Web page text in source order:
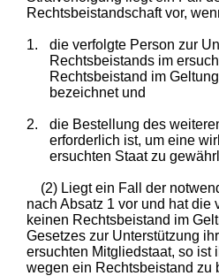
Rechtsbeistandschaft vor,
1.
die verfolgte Person zur
Rechtsbeistands im
Rechtsbeistand im
bezeichnet und
2.
die Bestellung des
erforderlich ist, um eine
ersuchten Staat zu
(2) Liegt ein Fall der
nach Absatz 1 vor und hat die
keinen Rechtsbeistand im
Gesetzes zur Unterstützung
ersuchten Mitgliedstaat, so ist
wegen ein Rechtsbeistand zu